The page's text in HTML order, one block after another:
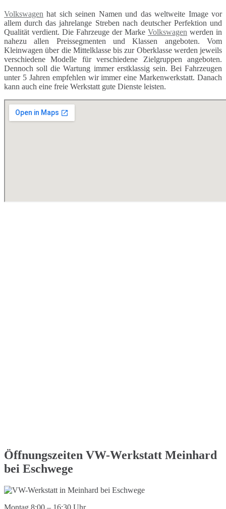
Volkswagen hat sich seinen Namen und das weltweite Image vor
allem durch das jahrelange Streben nach deutscher Perfektion und
Qualität verdient. Die Fahrzeuge der Marke Volkswagen werden in
nahezu allen Preissegmenten und Klassen angeboten. Vom
Kleinwagen über die Mittelklasse bis zur Oberklasse werden jeweils
verschiedene Modelle für verschiedene Zielgruppen angeboten.
Dennoch soll die Wartung immer erstklassig sein. Bei Fahrzeugen
unter 5 Jahren empfehlen wir immer eine Markenwerkstatt. Danach
kann auch eine freie Werkstatt gute Dienste leisten.
Öffnungszeiten VW-Werkstatt Meinhard
bei Eschwege